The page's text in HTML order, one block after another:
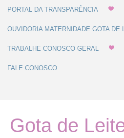
PORTAL DA TRANSPARÊNCIA
OUVIDORIA MATERNIDADE GOTA DE
TRABALHE CONOSCO GERAL
FALE CONOSCO
Gota de